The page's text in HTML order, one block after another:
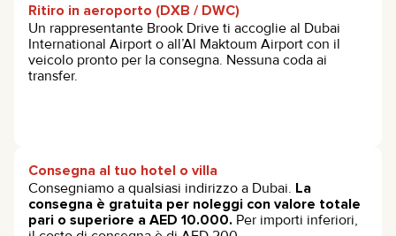
Ritiro in aeroporto (DXB / DWC)
Un rappresentante Brook Drive ti accoglie al Dubai
International Airport o all’Al Maktoum Airport con il
veicolo pronto per la consegna. Nessuna coda ai
transfer.
Consegna al tuo hotel o villa
Consegniamo a qualsiasi indirizzo a Dubai. La
consegna è gratuita per noleggi con valore totale
pari o superiore a AED 10.000. Per importi inferiori,